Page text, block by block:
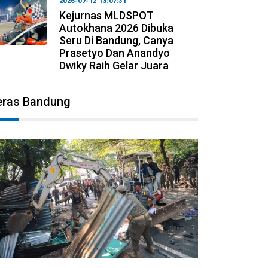
Kejurnas MLDSPOT
Autokhana 2026 Dibuka
Seru Di Bandung, Canya
Prasetyo Dan Anandyo
Dwiky Raih Gelar Juara
Bandung